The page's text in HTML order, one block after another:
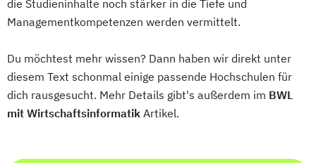
die Studieninhalte noch stärker in die Tiefe und
Managementkompetenzen werden vermittelt.
Du möchtest mehr wissen? Dann haben wir direkt unter
diesem Text schonmal einige passende Hochschulen für
dich rausgesucht. Mehr Details gibt's außerdem im BWL
mit Wirtschaftsinformatik Artikel.